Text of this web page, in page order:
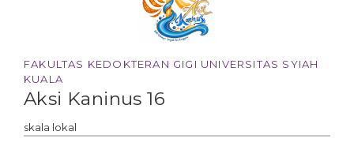
FAKULTAS KEDOKTERAN GIGI UNIVERSITAS SYIAH
KUALA
Aksi Kaninus 16
skala lokal